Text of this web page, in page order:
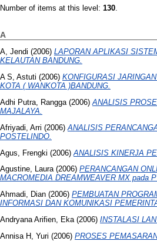
Number of items at this level: 130
A
A, Jendi (2006) LAPORAN APLIKASI
KELAUTAN BANDUNG.
A S, Astuti (2006) KONFIGURASI
KOTA ( WANKOTA )BANDUNG.
Adhi Putra, Rangga (2006) ANALISIS
MAJALAYA.
Afriyadi, Arri (2006) ANALISIS
POSTELINDO.
Agus, Frengki (2006) ANALISIS KINERJA
Agustine, Laura(2006) PERANCANGAN
MACROMEDIA DREAMWEAVER MX pada
Ahmadi, Dian (2006) PEMBUATAN
INFORMASI DAN KOMUNIKASI
Andryana Arifien, Eka (2006) INSTALASI
Annisa H, Yuri (2006) PROSES